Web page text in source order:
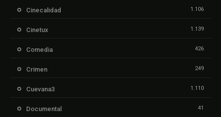
Cinecalidad 1.106
Cinetux 1.139
Comedia 426
Crimen 249
Cuevana3 1.110
Documental 41